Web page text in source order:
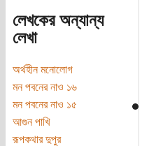
লেখকের অন্যান্য
লেখা
অর্থহীন মনোলোগ
মন পবনের নাও ১৬
মন পবনের নাও ১৫
আগুন পাখি
রূপকথার দুপুর